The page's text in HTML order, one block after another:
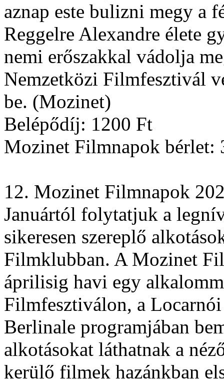
aznap este bulizni megy a
Reggelre Alexandre élete
nemi erőszakkal vádolja
Nemzetközi Filmfesztivál
be. (Mozinet)
Belépődíj: 1200 Ft
Mozinet Filmnapok bérlet:
12. Mozinet Filmnapok
Januártól folytatjuk a
sikeresen szereplő
Filmklubban. A Mozinet
áprilisig havi egy
Filmfesztiválon, a
Berlinale programjában
alkotásokat láthatnak a
kerülő filmek hazánkban